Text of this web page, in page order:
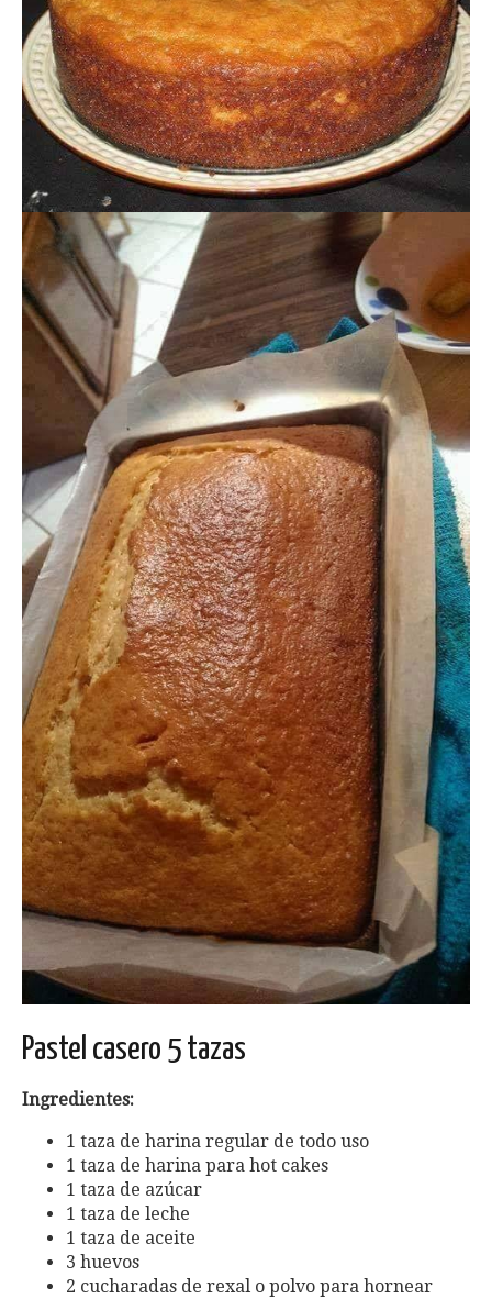
Pastel casero 5 tazas
Ingredientes:
1 taza de harina regular de todo uso
1 taza de harina para hot cakes
1 taza de azúcar
1 taza de leche
1 taza de aceite
3 huevos
2 cucharadas de rexal o polvo para hornear